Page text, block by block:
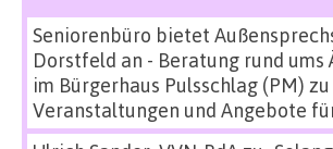
Seniorenbüro bietet
Dorstfeld an - Beratung rund ums
im Bürgerhaus Pulsschlag (PM) zu
Veranstaltungen und Angebote